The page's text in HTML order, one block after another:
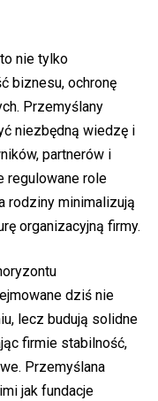
nie tylko
biznesu, ochronę
Przemyślany
niezbędną wiedzę i
partnerów i
regulowane role
rodziny minimalizują
organizacyjną firmy.
dziś nie
lecz budują solidne
firmie stabilność,
Przemyślana
jak fundacje